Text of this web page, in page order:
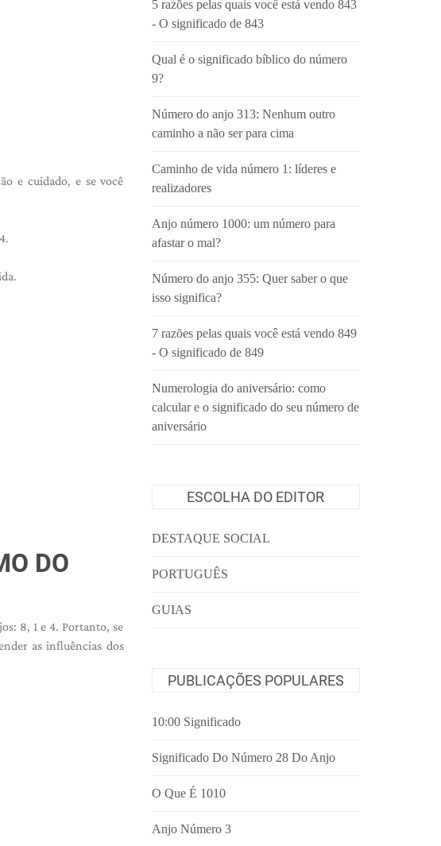
e cuidado, e se você
DO
8, 1 e 4. Portanto, se
as influências dos
5 razões pelas quais você está vendo 843
- O significado de 843
Qual é o significado bíblico do número
9?
Número do anjo 313: Nenhum outro
caminho a não ser para cima
Caminho de vida número 1: líderes e
realizadores
Anjo número 1000: um número para
afastar o mal?
Número do anjo 355: Quer saber o que
isso significa?
7 razões pelas quais você está vendo 849
- O significado de 849
Numerologia do aniversário: como
calcular e o significado do seu número de
aniversário
ESCOLHA DO EDITOR
DESTAQUE SOCIAL
PORTUGUÊS
GUIAS
PUBLICAÇÕES POPULARES
10:00 Significado
Significado Do Número 28 Do Anjo
O Que É 1010
Anjo Número 3